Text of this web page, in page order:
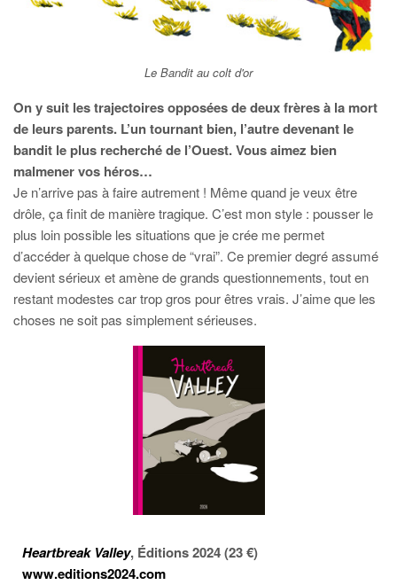
Le Bandit au colt d'or
On y suit les trajectoires opposées de deux frères à la mort
de leurs parents. L’un tournant bien, l’autre devenant le
bandit le plus recherché de l’Ouest. Vous aimez bien
malmener vos héros…
Je n’arrive pas à faire autrement ! Même quand je veux être
drôle, ça finit de manière tragique. C’est mon style : pousser le
plus loin possible les situations que je crée me permet
d’accéder à quelque chose de “vrai”. Ce premier degré assumé
devient sérieux et amène de grands questionnements, tout en
restant modestes car trop gros pour êtres vrais. J’aime que les
choses ne soit pas simplement sérieuses.
Heartbreak Valley, Éditions 2024 (23 €)
www.editions2024.com